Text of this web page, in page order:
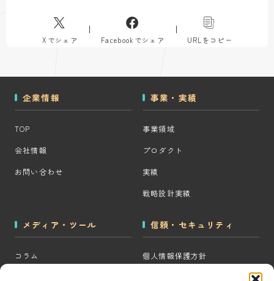
Xでシェア Facebookでシェア URLをコピー
企業情報
TOP
会社情報
お問い合わせ
事業・実績
事業領域
プロダクト
実績
戦略設計実績
メディア・ツール
コラム
信頼・セキュリティ
個人情報保護方針